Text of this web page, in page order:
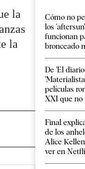
la
la
Cómo no
los
funcionan
bronceado
De 'El
películas
XXI que no
Final
de los
Alice
ver en